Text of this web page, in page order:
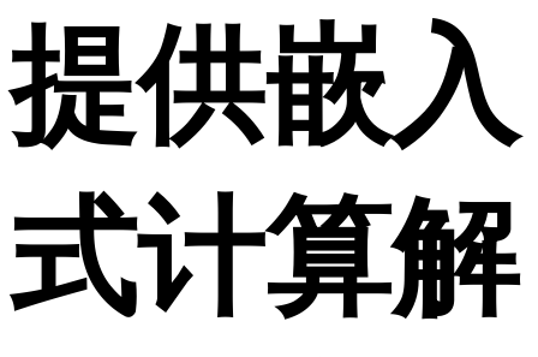
提供嵌入
式计算解